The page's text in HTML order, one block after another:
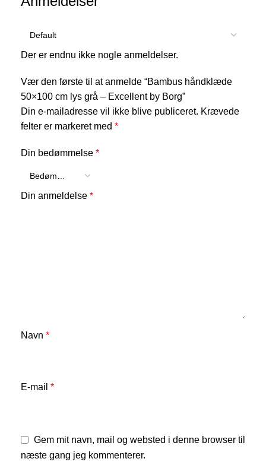
Der er endnu ikke nogle anmeldelser.
Vær den første til at anmelde “Bambus håndklæde
50×100 cm lys grå – Excellent by Borg”
Din e-mailadresse vil ikke blive publiceret. Krævede
felter er markeret med *
Din bedømmelse *
Din anmeldelse *
Navn *
E-mail *
Gem mit navn, mail og websted i denne browser til
næste gang jeg kommenterer.